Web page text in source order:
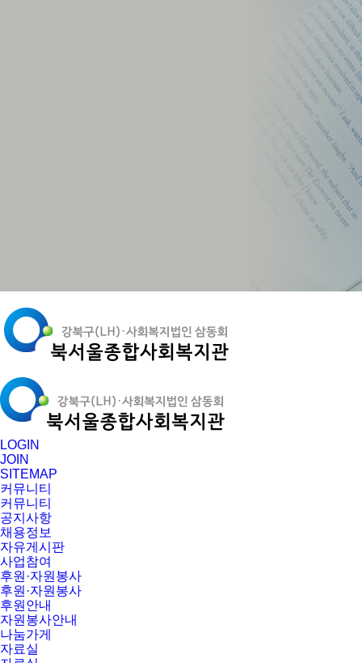
LOGIN
JOIN
SITEMAP
커뮤니티
커뮤니티
공지사항
채용정보
자유게시판
사업참여
후원·자원봉사
후원·자원봉사
후원안내
자원봉사안내
나눔가게
자료실